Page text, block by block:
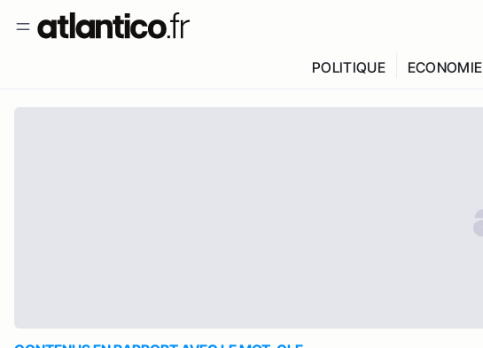
POLITIQUE ECONOMIE